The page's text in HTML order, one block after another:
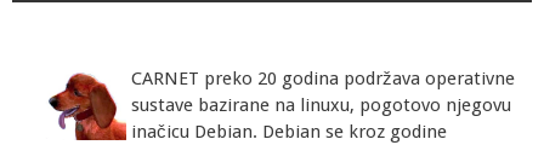
CARNET preko 20 godina podržava operativne
sustave bazirane na linuxu, pogotovo njegovu
inačicu Debian. Debian se kroz godine